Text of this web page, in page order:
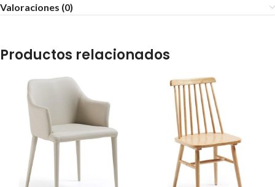
Valoraciones (0)
Productos relacionados